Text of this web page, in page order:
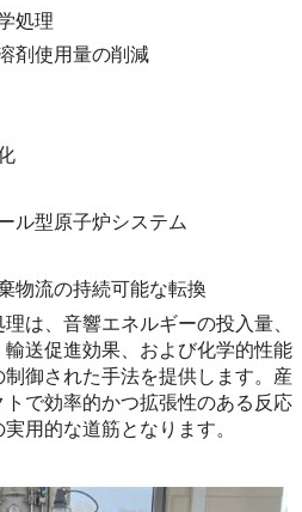
処理
剤使用量の削減
ル型原子炉システム
物流の持続可能な転換
は、音響エネルギーの投入量、
送促進効果、および化学的性能
御された手法を提供します。産
で効率的かつ拡張性のある反応
用的な道筋となります。